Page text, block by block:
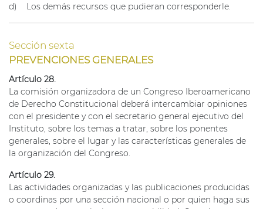
d) Los demás recursos que pudieran corresponderle.
Sección sexta
PREVENCIONES GENERALES
Artículo 28.
La comisión organizadora de un Congreso Iberoamericano
de Derecho Constitucional deberá intercambiar opiniones
con el presidente y con el secretario general ejecutivo del
Instituto, sobre los temas a tratar, sobre los ponentes
generales, sobre el lugar y las características generales de
la organización del Congreso.
Artículo 29.
Las actividades organizadas y las publicaciones producidas
o coordinas por una sección nacional o por quien haga sus